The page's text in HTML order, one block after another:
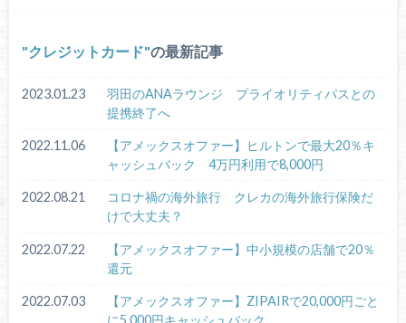
クレジットカード の最新記事
2023.01.23
羽田のANAラウンジ プライオリティパスとの
提携終了へ
2022.11.06
【アメックスオファー】ヒルトンで最大20％キ
ャッシュバック 4万円利用で8,000円
2022.08.21
コロナ禍の海外旅行 クレカの海外旅行保険だ
けで大丈夫？
2022.07.22
【アメックスオファー】中小規模の店舗で20％
還元
2022.07.03
【アメックスオファー】ZIPAIRで20,000円ごと